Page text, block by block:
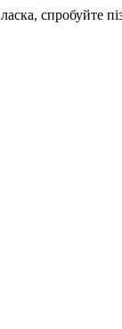
спробуйте